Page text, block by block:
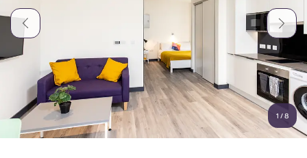
Compte Llengua
English (GB)
Selecciona un país
Reserva ara
Italian French
Portuguese
1 /8